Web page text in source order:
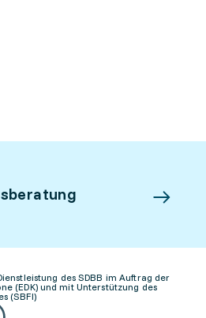
des SDBB im Auftrag der
(EDK) und mit Unterstützung des
(SBFI)